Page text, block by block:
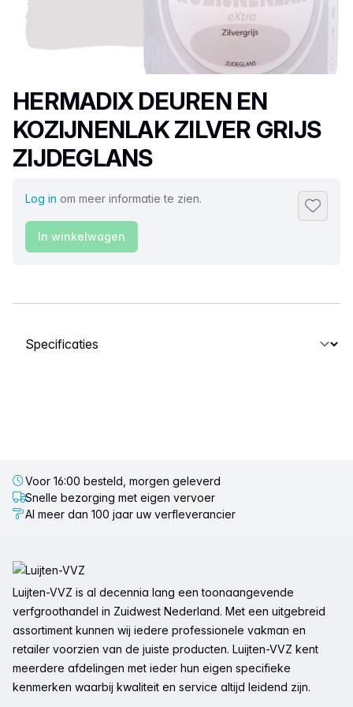
Productnaam
HERMADIX DEUREN EN
KOZIJNENLAK ZILVER GRIJS
ZIJDEGLANS
Log in om meer informatie te zien.
In winkelwagen
Selecteer een tabblad
Voor 16:00 besteld, morgen geleverd
Snelle bezorging met eigen vervoer
Al meer dan 100 jaar uw verfleverancier
Luijten-VVZ is al decennia lang een toonaangevende
verfgroothandel in Zuidwest Nederland. Met een uitgebreid
assortiment kunnen wij iedere professionele vakman en
retailer voorzien van de juiste producten. Luijten-VVZ kent
meerdere afdelingen met ieder hun eigen specifieke
kenmerken waarbij kwaliteit en service altijd leidend zijn.